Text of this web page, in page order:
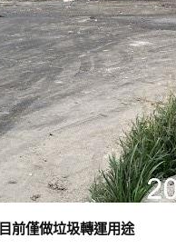
前僅做垃圾轉運用途